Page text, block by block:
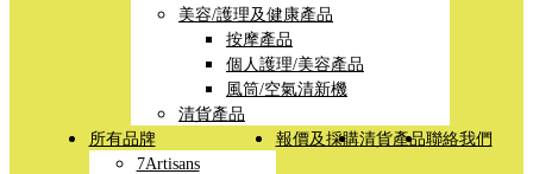
美容/護理及健康產品
按摩產品
個人護理/美容產品
風筒/空氣清新機
清貨產品
所有品牌
7Artisans
報價及採購清貨產品聯絡我們